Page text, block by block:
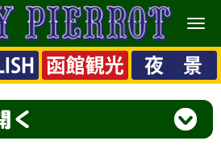
メ
ニ
ュ
ー